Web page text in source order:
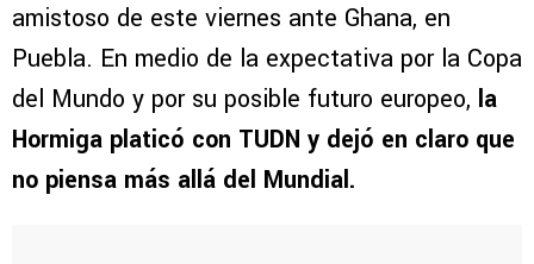
amistoso de este viernes ante Ghana, en
Puebla. En medio de la expectativa por la Copa
del Mundo y por su posible futuro europeo, la
Hormiga platicó con TUDN y dejó en claro que
no piensa más allá del Mundial.